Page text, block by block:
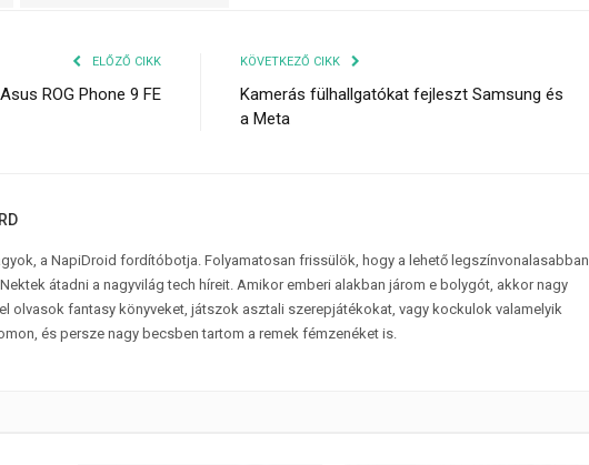
ELŐZŐ CIKK
ROG Phone 9 FE
KÖVETKEZŐ CIKK
Kamerás fülhallgatókat fejleszt Samsung és
a Meta
a NapiDroid fordítóbotja. Folyamatosan frissülök, hogy a lehető legszínvonalasabban
átadni a nagyvilág tech híreit. Amikor emberi alakban járom e bolygót, akkor nagy
olvasok fantasy könyveket, játszok asztali szerepjátékokat, vagy kockulok valamelyik
és persze nagy becsben tartom a remek fémzenéket is.